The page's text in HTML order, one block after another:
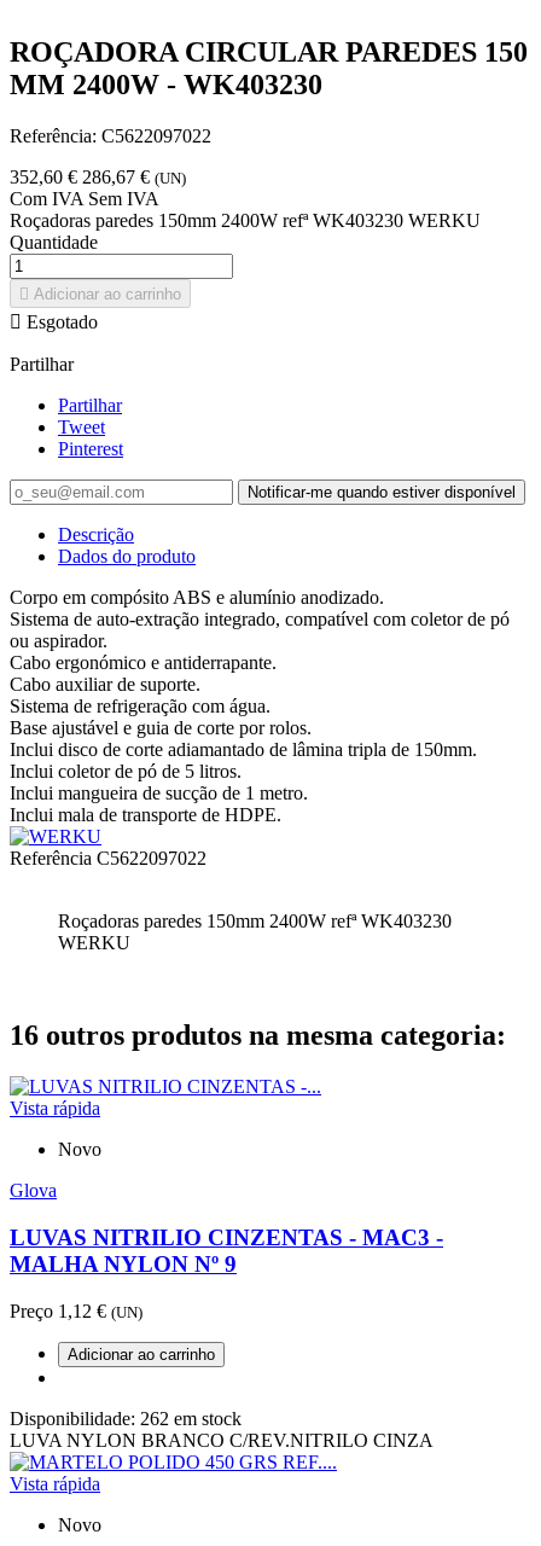
ROÇADORA CIRCULAR PAREDES 150
MM 2400W - WK403230
Referência: C5622097022
352,60 € 286,67 € (UN)
Com IVA Sem IVA
Roçadoras paredes 150mm 2400W refª WK403230 WERKU
Quantidade
 Adicionar ao carrinho
 Esgotado
Partilhar
Partilhar
Tweet
Pinterest
Notificar-me quando estiver disponível
Descrição
Dados do produto
Corpo em compósito ABS e alumínio anodizado.
Sistema de auto-extração integrado, compatível com coletor de pó
ou aspirador.
Cabo ergonómico e antiderrapante.
Cabo auxiliar de suporte.
Sistema de refrigeração com água.
Base ajustável e guia de corte por rolos.
Inclui disco de corte adiamantado de lâmina tripla de 150mm.
Inclui coletor de pó de 5 litros.
Inclui mangueira de sucção de 1 metro.
Inclui mala de transporte de HDPE.
Referência C5622097022
Roçadoras paredes 150mm 2400W refª WK403230
WERKU
16 outros produtos na mesma categoria:
Vista rápida
Novo
Glova
LUVAS NITRILIO CINZENTAS - MAC3 -
MALHA NYLON Nº 9
Preço 1,12 € (UN)
Adicionar ao carrinho
Disponibilidade: 262 em stock
LUVA NYLON BRANCO C/REV.NITRILO CINZA
Vista rápida
Novo